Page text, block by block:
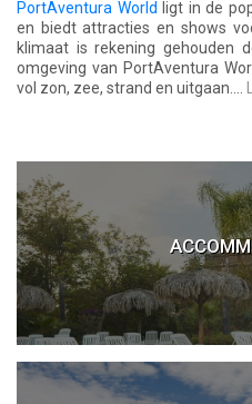
PortAventura World ligt in de
en biedt attracties en shows
klimaat is rekening gehouden
omgeving van PortAventura
vol zon, zee, strand en uitgaan....
PortAventura
Hotels bij